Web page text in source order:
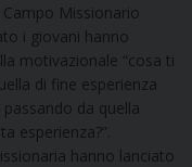
Missionario
i giovani hanno
motivazionale “cosa ti
di fine esperienza
da quella
esperienza?”.
hanno lanciato